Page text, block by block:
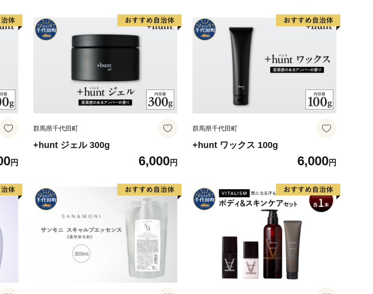
円
群馬県千代田町
+hunt ジェル 300g
6,000円
群馬県千代田町
+hunt ワックス 100g
6,000円